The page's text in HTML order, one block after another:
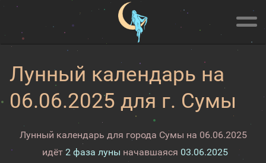
Лунный календарь на
06.06.2025 для г. Сумы
Лунный календарь для города Сумы на 06.06.2025
идёт 2 фаза луны начавшаяся 03.06.2025